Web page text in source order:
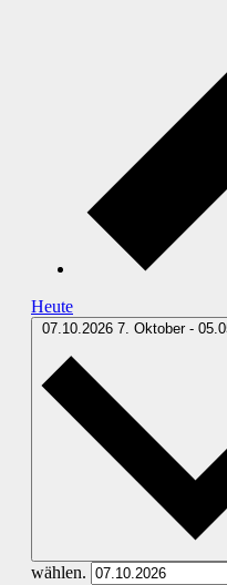
Heute
07.10.2026 7. Oktober -
wählen.